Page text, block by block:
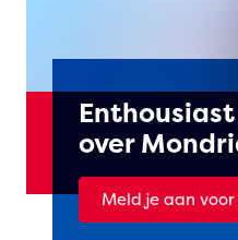
over
Meld je aan